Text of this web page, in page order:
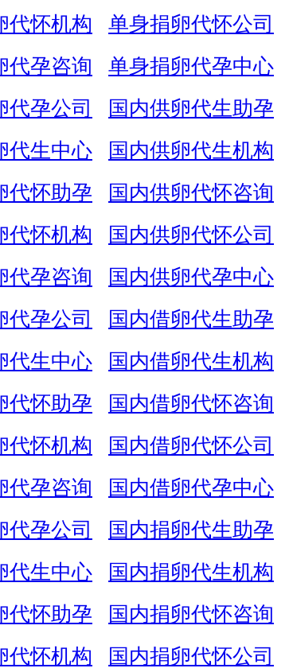
代怀机构
单身捐卵代怀公司
代孕咨询
单身捐卵代孕中心
代孕公司
国内供卵代生助孕
代生中心
国内供卵代生机构
代怀助孕
国内供卵代怀咨询
代怀机构
国内供卵代怀公司
代孕咨询
国内供卵代孕中心
代孕公司
国内借卵代生助孕
代生中心
国内借卵代生机构
代怀助孕
国内借卵代怀咨询
代怀机构
国内借卵代怀公司
代孕咨询
国内借卵代孕中心
代孕公司
国内捐卵代生助孕
代生中心
国内捐卵代生机构
代怀助孕
国内捐卵代怀咨询
代怀机构
国内捐卵代怀公司